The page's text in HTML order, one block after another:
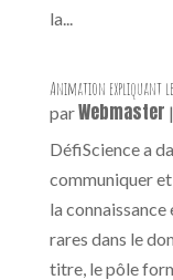
la...
Animation expliquant
parWebmaster |
DéfiScience a
communiquer
la
rares dans le
titre, le pôle